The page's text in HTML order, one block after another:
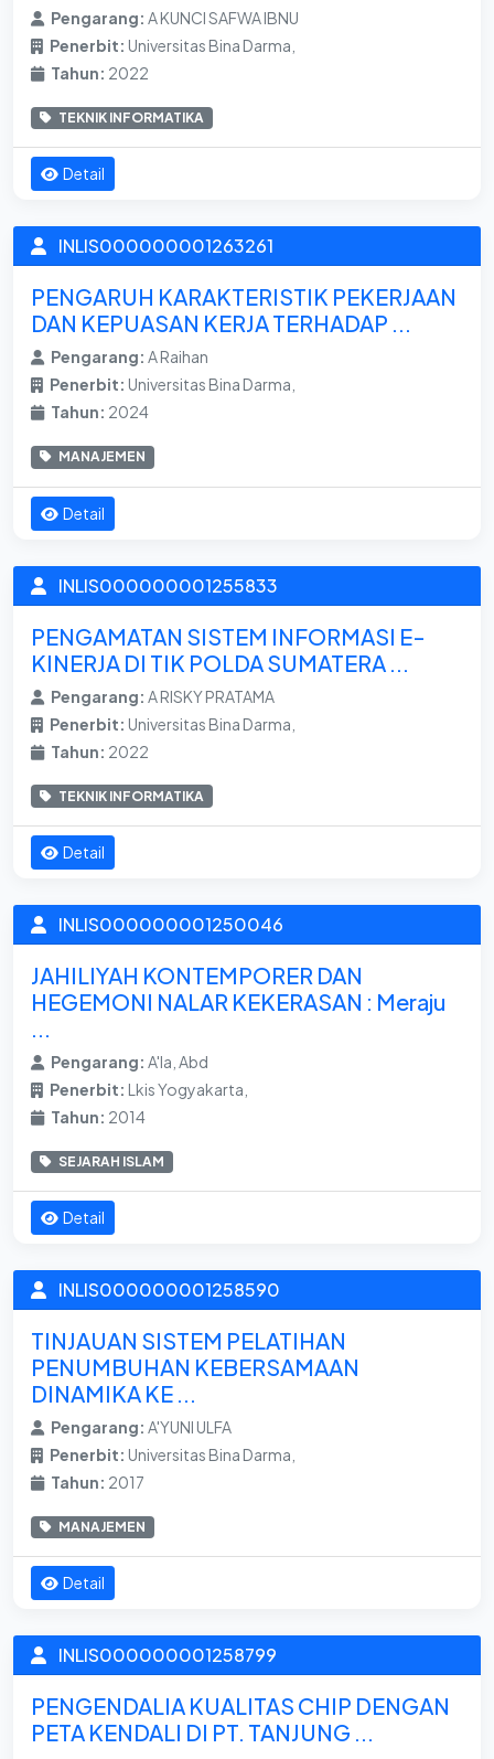
Pengarang: A KUNCI SAFWA IBNU
Penerbit: Universitas Bina Darma,
Tahun: 2022
TEKNIK INFORMATIKA
Detail
INLIS000000001263261
PENGARUH KARAKTERISTIK PEKERJAAN
DAN KEPUASAN KERJA TERHADAP ...
Pengarang: A Raihan
Penerbit: Universitas Bina Darma,
Tahun: 2024
MANAJEMEN
Detail
INLIS000000001255833
PENGAMATAN SISTEM INFORMASI E-
KINERJA DI TIK POLDA SUMATERA ...
Pengarang: A RISKY PRATAMA
Penerbit: Universitas Bina Darma,
Tahun: 2022
TEKNIK INFORMATIKA
Detail
INLIS000000001250046
JAHILIYAH KONTEMPORER DAN
HEGEMONI NALAR KEKERASAN : Meraju
Pengarang: A'la, Abd
Penerbit: Lkis Yogyakarta,
Tahun: 2014
SEJARAH ISLAM
Detail
INLIS000000001258590
TINJAUAN SISTEM PELATIHAN
PENUMBUHAN KEBERSAMAAN
DINAMIKA KE ...
Pengarang: A'YUNI ULFA
Penerbit: Universitas Bina Darma,
Tahun: 2017
MANAJEMEN
Detail
INLIS000000001258799
PENGENDALIA KUALITAS CHIP DENGAN
PETA KENDALI DI PT. TANJUNG ...